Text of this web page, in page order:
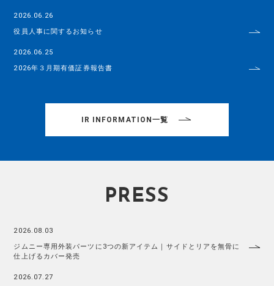
2026.06.26
役員人事に関するお知らせ
2026.06.25
2026年３月期有価証券報告書
IR INFORMATION一覧
PRESS
2026.08.03
ジムニー専用外装パーツに3つの新アイテム｜サイドとリアを無骨に
仕上げるカバー発売
2026.07.27